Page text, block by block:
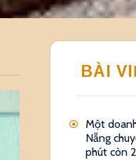
BÀI
Một
Nẵng
phút còn